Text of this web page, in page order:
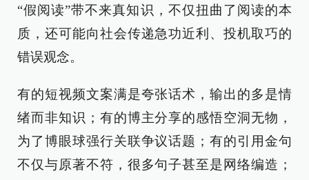
“假阅读”带不来真知识，不仅扭曲了阅读的本
质，还可能向社会传递急功近利、投机取巧的
错误观念。
有的短视频文案满是夸张话术，输出的多是情
绪而非知识；有的博主分享的感悟空洞无物，
为了博眼球强行关联争议话题；有的引用金句
不仅与原著不符，很多句子甚至是网络编造；